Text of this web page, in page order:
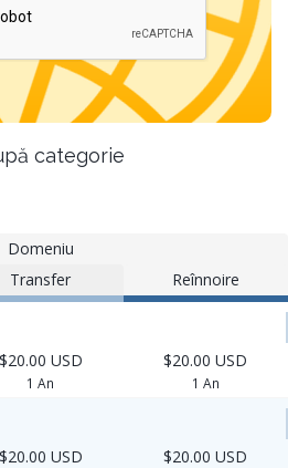
categorie
Domeniu
Transfer Reînnoire
$20.00 USD
1 An
$20.00 USD
1 An
$20.00 USD $20.00 USD